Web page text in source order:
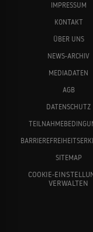
IMPRESSUM
KONTAKT
ÜBER UNS
NEWS-ARCHIV
MEDIADATEN
AGB
DATENSCHUTZ
SITEMAP
COOKIE-
VERWALTEN